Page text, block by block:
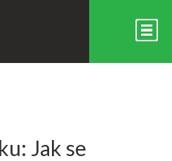
Jak se